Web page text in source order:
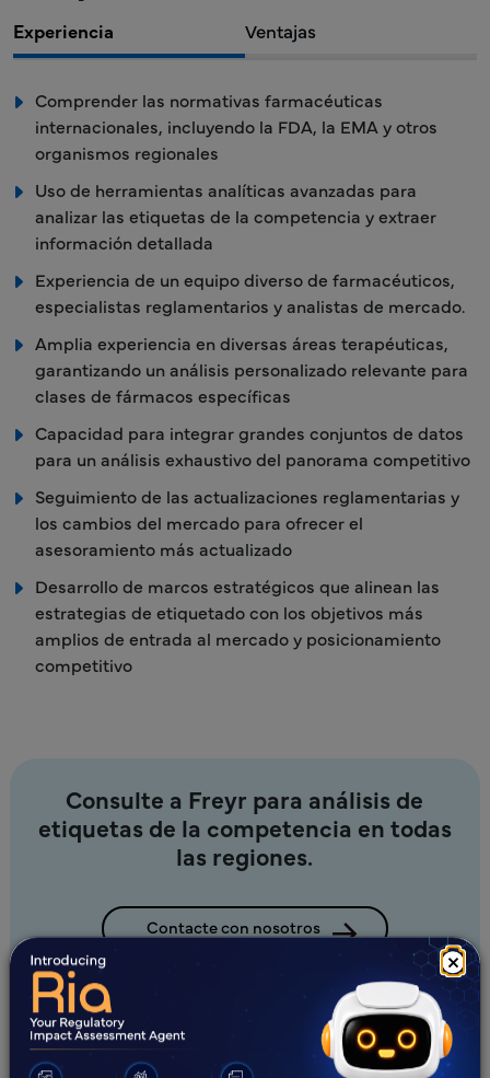
×
Experiencia Ventajas
Comprender las normativas farmacéuticas
internacionales, incluyendo la FDA, la EMA y otros
organismos regionales
Uso de herramientas analíticas avanzadas para
analizar las etiquetas de la competencia y extraer
información detallada
Experiencia de un equipo diverso de farmacéuticos,
especialistas reglamentarios y analistas de mercado.
Amplia experiencia en diversas áreas terapéuticas,
garantizando un análisis personalizado relevante para
clases de fármacos específicas
Capacidad para integrar grandes conjuntos de datos
para un análisis exhaustivo del panorama competitivo
Seguimiento de las actualizaciones reglamentarias y
los cambios del mercado para ofrecer el
asesoramiento más actualizado
Desarrollo de marcos estratégicos que alinean las
estrategias de etiquetado con los objetivos más
amplios de entrada al mercado y posicionamiento
competitivo
Consulte a Freyr para análisis de
etiquetas de la competencia en todas
las regiones.
Contacte con nosotros
¿Novedades?